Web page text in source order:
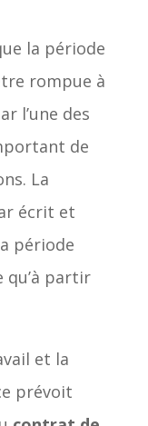
la période
rompue à
l’une des
de
La
écrit et
période
qu’à partir
et la
prévoit